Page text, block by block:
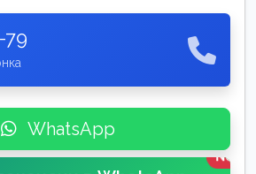
79
WhatsApp
New